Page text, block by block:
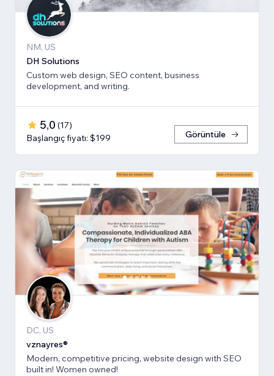
NM, US
DH Solutions
Custom web design, SEO content, business
development, and writing.
5,0 (17)
Başlangıç fiyatı: $199
Görüntüle
DC, US
vznayres®
Modern, competitive pricing, website design with SEO
built in! Women owned!